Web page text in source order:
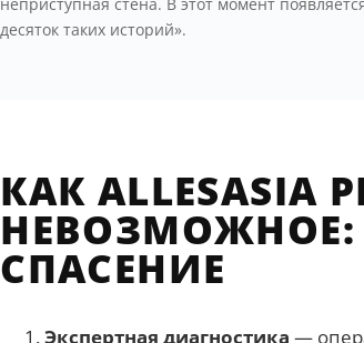
десяток таких историй».
КАК ALLESASIA
НЕВОЗМОЖНОЕ:
СПАСЕНИЕ
Экспертная диагностика —